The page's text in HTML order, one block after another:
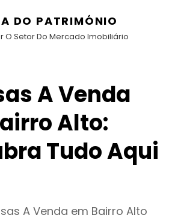
DO PATRIMÓNIO
O Setor Do Mercado Imobiliário
A Venda
Alto:
Tudo Aqui
A Venda em Bairro Alto